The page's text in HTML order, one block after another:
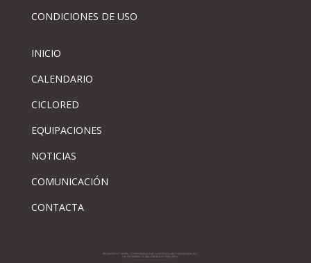
CONDICIONES DE USO
INICIO
CALENDARIO
CICLORED
EQUIPACIONES
NOTICIAS
COMUNICACIÓN
CONTACTA